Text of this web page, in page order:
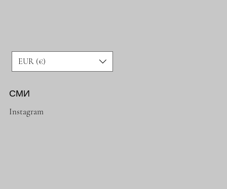
EUR (€)
СМИ
Instagram